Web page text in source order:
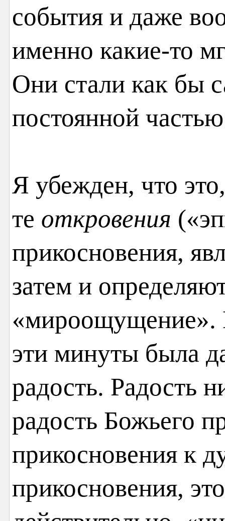
события и даже
именно какие-то
Они стали как бы
постоянной
Я убежден, что
те откровения
прикосновения,
затем и
«мироощущение».
эти минуты была
радость. Радость
радость Божьего
прикосновения к
прикосновения,